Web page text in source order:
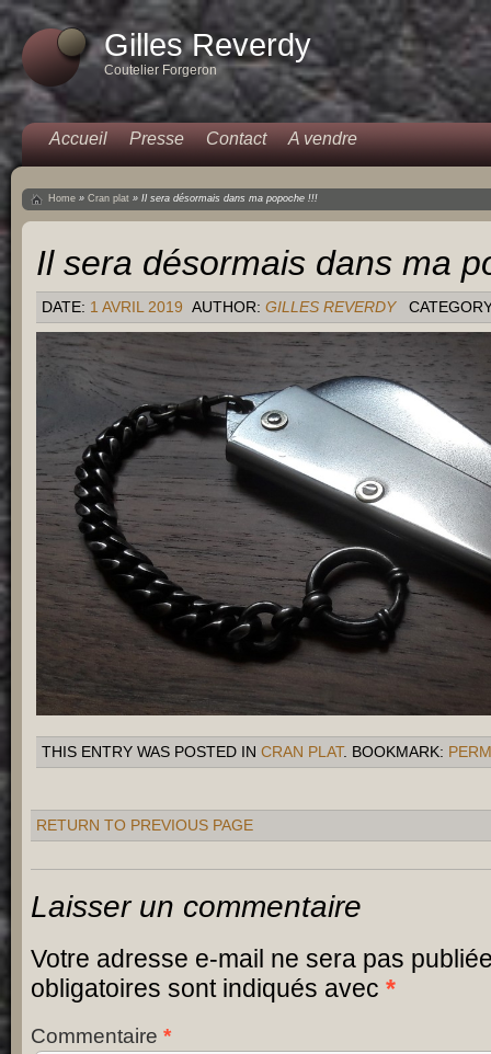
Gilles Reverdy
Coutelier Forgeron
Accueil Presse Contact A vendre
Home » Cran plat » Il sera désormais dans ma popoche !!!
Il sera désormais dans ma
DATE: 1 AVRIL 2019 AUTHOR: GILLES REVERDY
THIS ENTRY WAS POSTED IN CRAN PLAT. BOOKMARK:
RETURN TO PREVIOUS PAGE
Laisser un commentaire
Votre adresse e-mail ne sera pas
obligatoires sont indiqués avec *
Commentaire *